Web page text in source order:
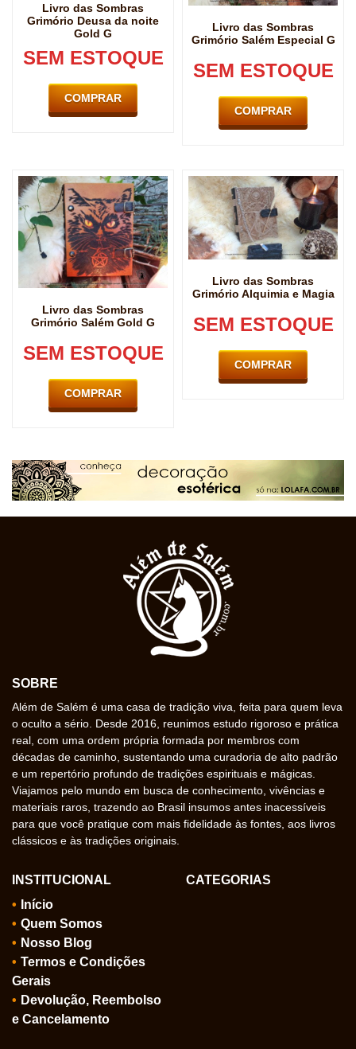
Livro das Sombras
Grimório Deusa da noite
Gold G
SEM ESTOQUE
COMPRAR
Livro das Sombras
Grimório Salém Especial G
SEM ESTOQUE
COMPRAR
Livro das Sombras
Grimório Salém Gold G
SEM ESTOQUE
COMPRAR
Livro das Sombras
Grimório Alquimia e Magia
SEM ESTOQUE
COMPRAR
SOBRE
Além de Salém é uma casa de tradição viva, feita para quem leva
o oculto a sério. Desde 2016, reunimos estudo rigoroso e prática
real, com uma ordem própria formada por membros com
décadas de caminho, sustentando uma curadoria de alto padrão
e um repertório profundo de tradições espirituais e mágicas.
Viajamos pelo mundo em busca de conhecimento, vivências e
materiais raros, trazendo ao Brasil insumos antes inacessíveis
para que você pratique com mais fidelidade às fontes, aos livros
clássicos e às tradições originais.
INSTITUCIONAL
Início
Quem Somos
Nosso Blog
Termos e Condições
Gerais
Devolução, Reembolso
e Cancelamento
CATEGORIAS